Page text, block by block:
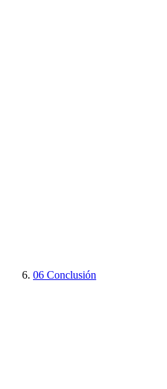
06 Conclusión